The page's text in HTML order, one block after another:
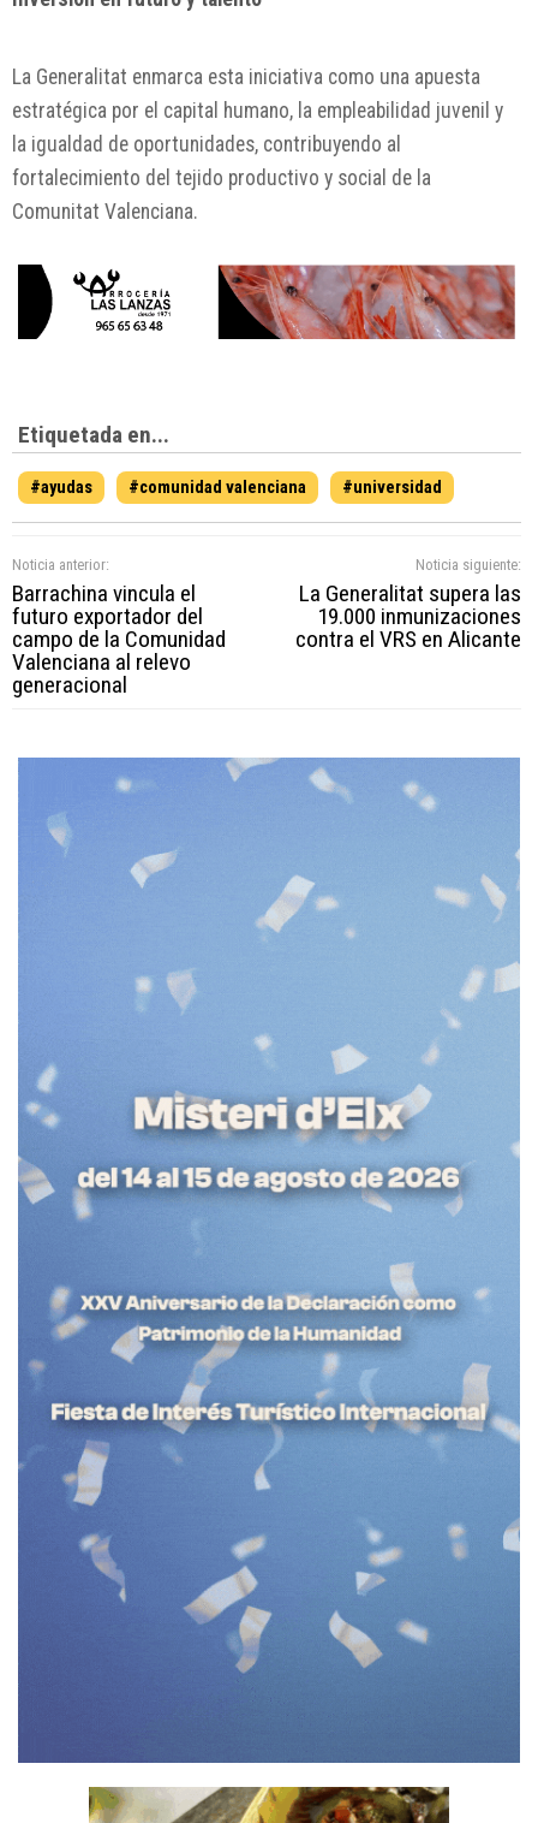
La Generalitat enmarca esta iniciativa como una apuesta
estratégica por el capital humano, la empleabilidad juvenil y
la igualdad de oportunidades, contribuyendo al
fortalecimiento del tejido productivo y social de la
Comunitat Valenciana.
Etiquetada en...
#ayudas #comunidad valenciana #universidad
Noticia anterior:
Barrachina vincula el
futuro exportador del
campo de la Comunidad
Valenciana al relevo
generacional
Noticia siguiente:
La Generalitat supera las
19.000 inmunizaciones
contra el VRS en Alicante